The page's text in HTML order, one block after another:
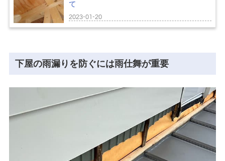
て
2023-01-20
下屋の雨漏りを防ぐには雨仕舞が重要